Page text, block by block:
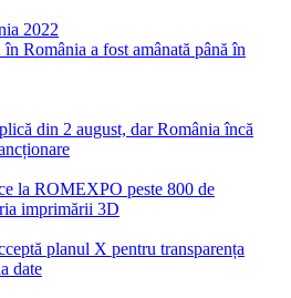
România a fost amânată până în
din 2 august, dar România încă
la ROMEXPO peste 800 de
imprimării 3D
planul X pentru transparența
date